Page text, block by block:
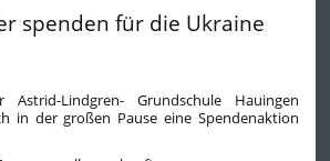
spenden für die Ukraine
Lindgren- Grundschule Hauingen
in der großen Pause eine Spendenaktion